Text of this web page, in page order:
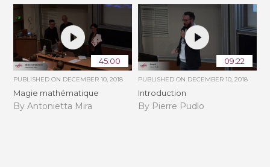
45:00
PUBLISHED ON DECEMBER 10, 2018
Magie mathématique
By Antonietta Mira
09:22
PUBLISHED ON DECEMBER 10, 2018
Introduction
By Pierre Pudlo